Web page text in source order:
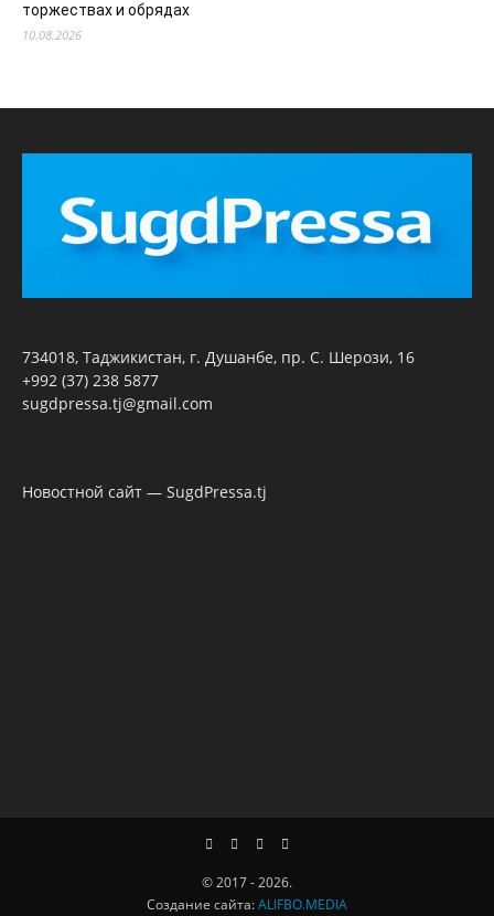
торжествах и обрядах
10.08.2026
734018, Таджикистан, г. Душанбе, пр. С. Шерози, 16
+992 (37) 238 5877
sugdpressa.tj@gmail.com
Новостной сайт — SugdPressa.tj
© 2017 - 2026.
Создание сайта:ALIFBO.MEDIA